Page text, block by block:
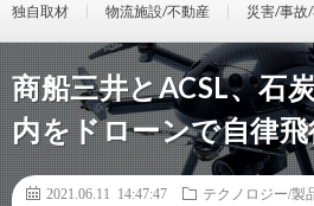
独自取材 物流施設/不動産 災害/事故
商船三井とACSL、石
内をドローンで自律
2021.06.11 14:47:47
テクノロジー/製